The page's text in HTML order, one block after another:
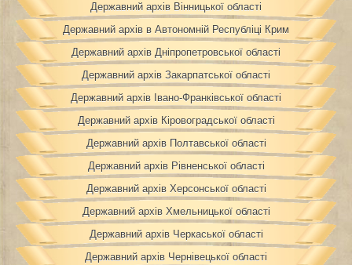
Державний архів Вінницької області
Державний архів в Автономній Республіці Крим
Державний архів Дніпропетровської області
Державний архів Закарпатської області
Державний архів Івано-Франківської області
Державний архів Кіровоградської області
Державний архів Полтавської області
Державний архів Рівненської області
Державний архів Херсонської області
Державний архів Хмельницької області
Державний архів Черкаської області
Державний архів Чернівецької області